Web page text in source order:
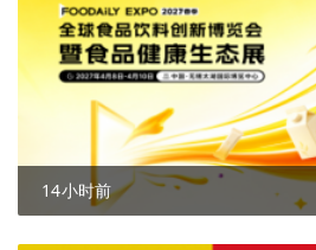
14小时前